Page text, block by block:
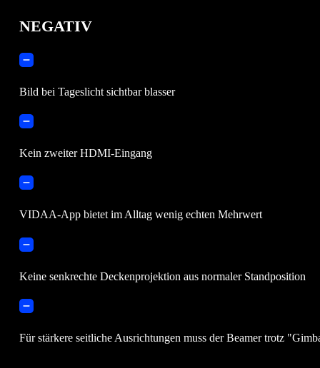
NEGATIV
Bild bei Tageslicht sichtbar blasser
Kein zweiter HDMI-Eingang
VIDAA-App bietet im Alltag wenig echten Mehrwert
Keine senkrechte Deckenprojektion aus normaler Standposition
Für stärkere seitliche Ausrichtungen muss der Beamer trotz